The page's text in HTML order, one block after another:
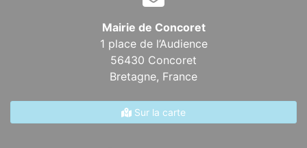
Mairie de Concoret
1 place de l’Audience
56430 Concoret
Bretagne, France
Sur la carte